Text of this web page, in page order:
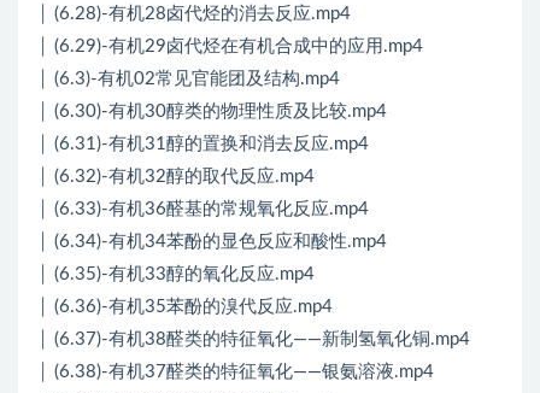
│ (6.28)-有机28卤代烃的消去反应.mp4
│ (6.29)-有机29卤代烃在有机合成中的应用.mp4
│ (6.3)-有机02常见官能团及结构.mp4
│ (6.30)-有机30醇类的物理性质及比较.mp4
│ (6.31)-有机31醇的置换和消去反应.mp4
│ (6.32)-有机32醇的取代反应.mp4
│ (6.33)-有机36醛基的常规氧化反应.mp4
│ (6.34)-有机34苯酚的显色反应和酸性.mp4
│ (6.35)-有机33醇的氧化反应.mp4
│ (6.36)-有机35苯酚的溴代反应.mp4
│ (6.37)-有机38醛类的特征氧化——新制氢氧化铜.mp4
│ (6.38)-有机37醛类的特征氧化——银氨溶液.mp4